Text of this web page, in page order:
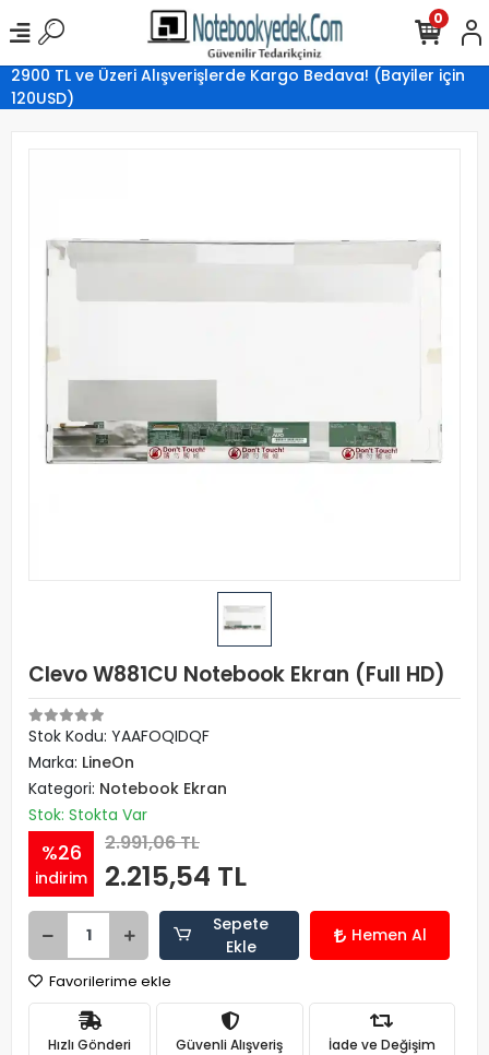
2900 TL ve Üzeri Alışverişlerde Kargo Bedava! (Bayiler için
120USD)
0
Clevo W881CU Notebook Ekran (Full HD)
Stok Kodu: YAAFOQIDQF
Marka: LineOn
Kategori: Notebook Ekran
Stok: Stokta Var
%26
indirim
2.991,06 TL
2.215,54 TL
Sepete
Ekle
Hemen Al
Favorilerime ekle
Hızlı Gönderi Güvenli Alışveriş İade ve Değişim